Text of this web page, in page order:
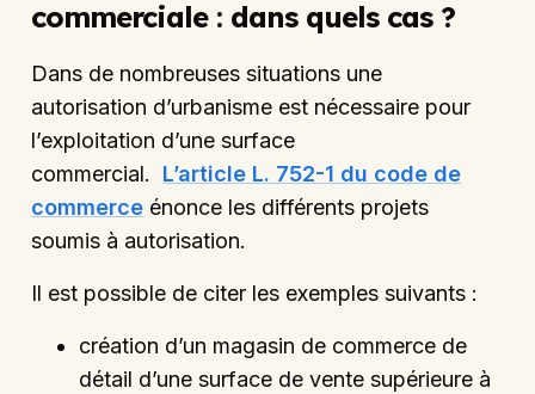
commerciale : dans quels cas ?
Dans de nombreuses situations une
autorisation d’urbanisme est nécessaire pour
l’exploitation d’une surface
commercial. L’article L. 752-1 du code de
commerce énonce les différents projets
soumis à autorisation.
Il est possible de citer les exemples suivants :
création d’un magasin de commerce de
détail d’une surface de vente supérieure à